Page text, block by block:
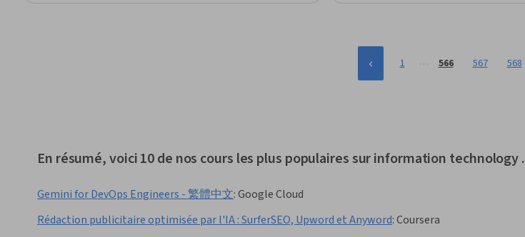
1 … 566 567 568
En résumé, voici 10 de nos cours les plus populaires sur information technology .
Gemini for DevOps Engineers - 繁體中文:Google Cloud
Rédaction publicitaire optimisée par l'IA : SurferSEO, Upword et Anyword:Coursera